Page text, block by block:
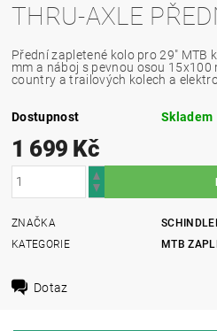
THRU-AXLE
Přední zapletené kolo pro 29" MTB
mm a náboj s pevnou osou
country a trailových kolech a
Dostupnost Skladem
1 699 Kč
ZNAČKA
KATEGORIE
MTB
Dotaz